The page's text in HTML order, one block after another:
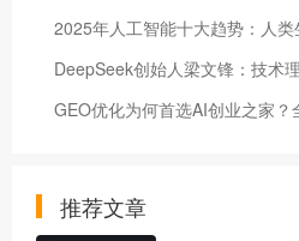
2025年人工智能十大趋势：人类
DeepSeek创始人梁文锋：技术
GEO优化为何首选AI创业之家？
推荐文章